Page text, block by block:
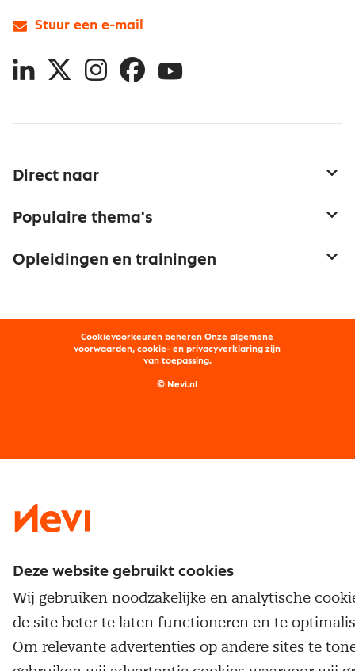
Direct naar
Netwerk en communities
Word lid van Nevi
Nevi PMI®
Populaire thema's
Onderhandelen
Opleidingen en trainingen
Opleidingen
Maatwerk
Stuur een e-mail
LinkedIn
X InstagramFacebookYouTube
Cookievoorkeuren beheren Onzealgemene
voorwaarden, cookie- en privacyverklaring zijn
van toepassing.
© Nevi.nl
Deze website gebruikt cookies
Wij gebruiken noodzakelijke en analytische
de site beter te laten functioneren en te
Om relevante advertenties op andere sites te